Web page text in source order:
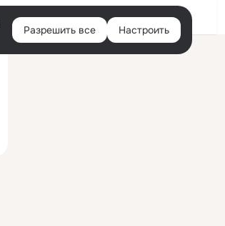
Войти
Разрешить все Настроить